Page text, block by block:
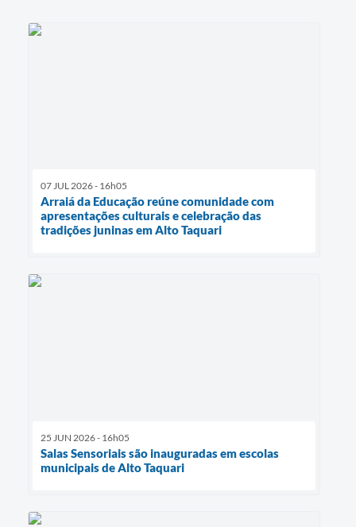
07 JUL 2026 - 16h05
Arraiá da Educação reúne comunidade com
apresentações culturais e celebração das
tradições juninas em Alto Taquari
25 JUN 2026 - 16h05
Salas Sensoriais são inauguradas em escolas
municipais de Alto Taquari